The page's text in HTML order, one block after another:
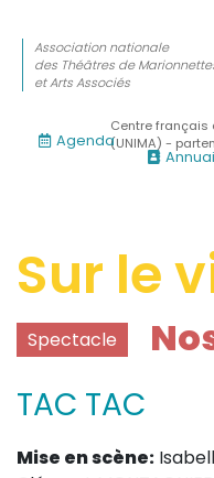
Sur le feu
(Actualités,
(Agenda, spectacles,
Sur le fond
Association nationale
des Théâtres de
et Arts Associés
Centre français
(UNIMA) -
Agenda
Sur le
Spectacle
TAC TAC
Mise en scène: